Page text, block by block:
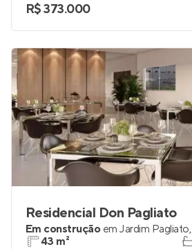
R$ 373.000
Residencial Don Pagliato
Em construção em Jardim Pagliato,
43 m²